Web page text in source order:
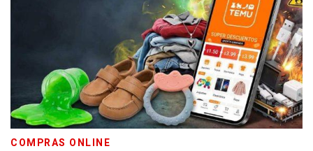
COMPRAS ONLINE